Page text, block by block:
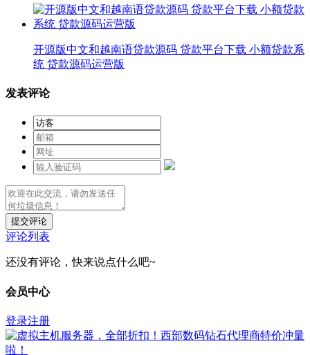
开源版中文和越南语贷款源码 贷款平台下载 小额贷款系
统 贷款源码运营版
发表评论
提交评论
评论列表
还没有评论，快来说点什么吧~
会员中心
登录注册